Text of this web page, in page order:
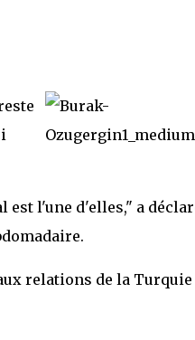
l'une d'elles," a
relations de la Turquie